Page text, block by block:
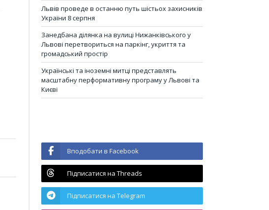
Львів проведе в останню путь шістьох захисників
України 8 серпня
Занедбана ділянка на вулиці Нижанківського у
Львові перетвориться на паркінг, укриття та
громадський простір
Українські та іноземні митці представлять
масштабну перформативну програму у Львові та
Києві
Вподобати в Facebook
Підписатися на Threads
Підписатися на Telegram